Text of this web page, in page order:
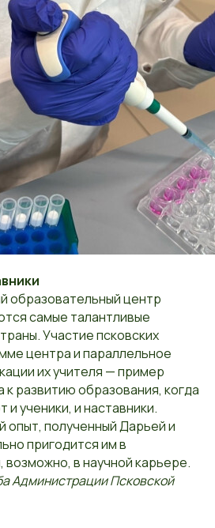
образовательный центр
самые талантливые
Участие псковских
центра и параллельное
их учителя — пример
развитию образования, когда
ученики, и наставники.
полученный Дарьей и
пригодится им в
возможно, в научной карьере.
Администрации Псковской